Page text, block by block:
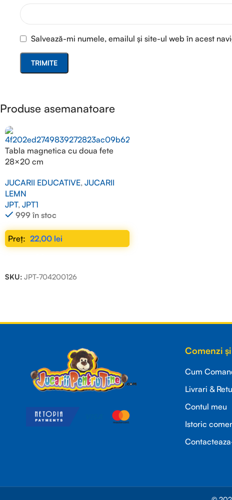
Salvează-mi numele, emailul și site-ul web în acest
Produse asemanatoare
Tabla magnetica cu doua fete
28×20 cm
JUCARII EDUCATIVE, JUCARII
LEMN
JPT, JPT1
999 în stoc
22,00 lei
SKU: JPT-704200126
Comenzi
Cum
Livrari &
Contul meu
Istoric